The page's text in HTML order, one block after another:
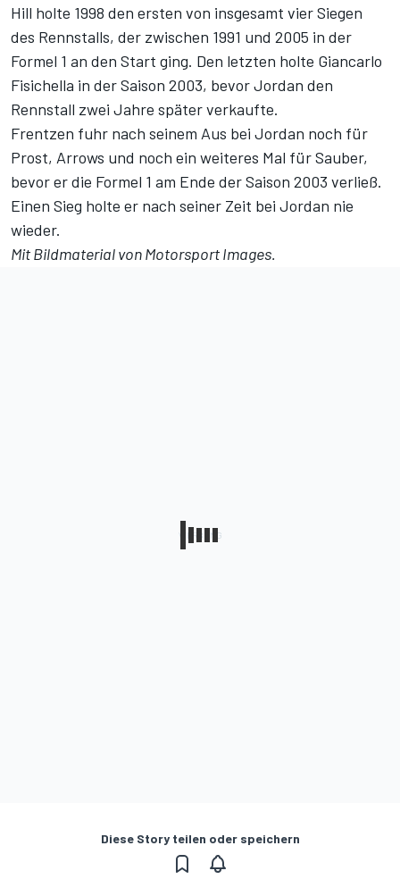
Hill holte 1998 den ersten von insgesamt vier Siegen
des Rennstalls, der zwischen 1991 und 2005 in der
Formel 1 an den Start ging. Den letzten holte Giancarlo
Fisichella in der Saison 2003, bevor Jordan den
Rennstall zwei Jahre später verkaufte.
Frentzen fuhr nach seinem Aus bei Jordan noch für
Prost, Arrows und noch ein weiteres Mal für Sauber,
bevor er die Formel 1 am Ende der Saison 2003 verließ.
Einen Sieg holte er nach seiner Zeit bei Jordan nie
wieder.
Mit Bildmaterial von Motorsport Images.
Diese Story teilen oder speichern